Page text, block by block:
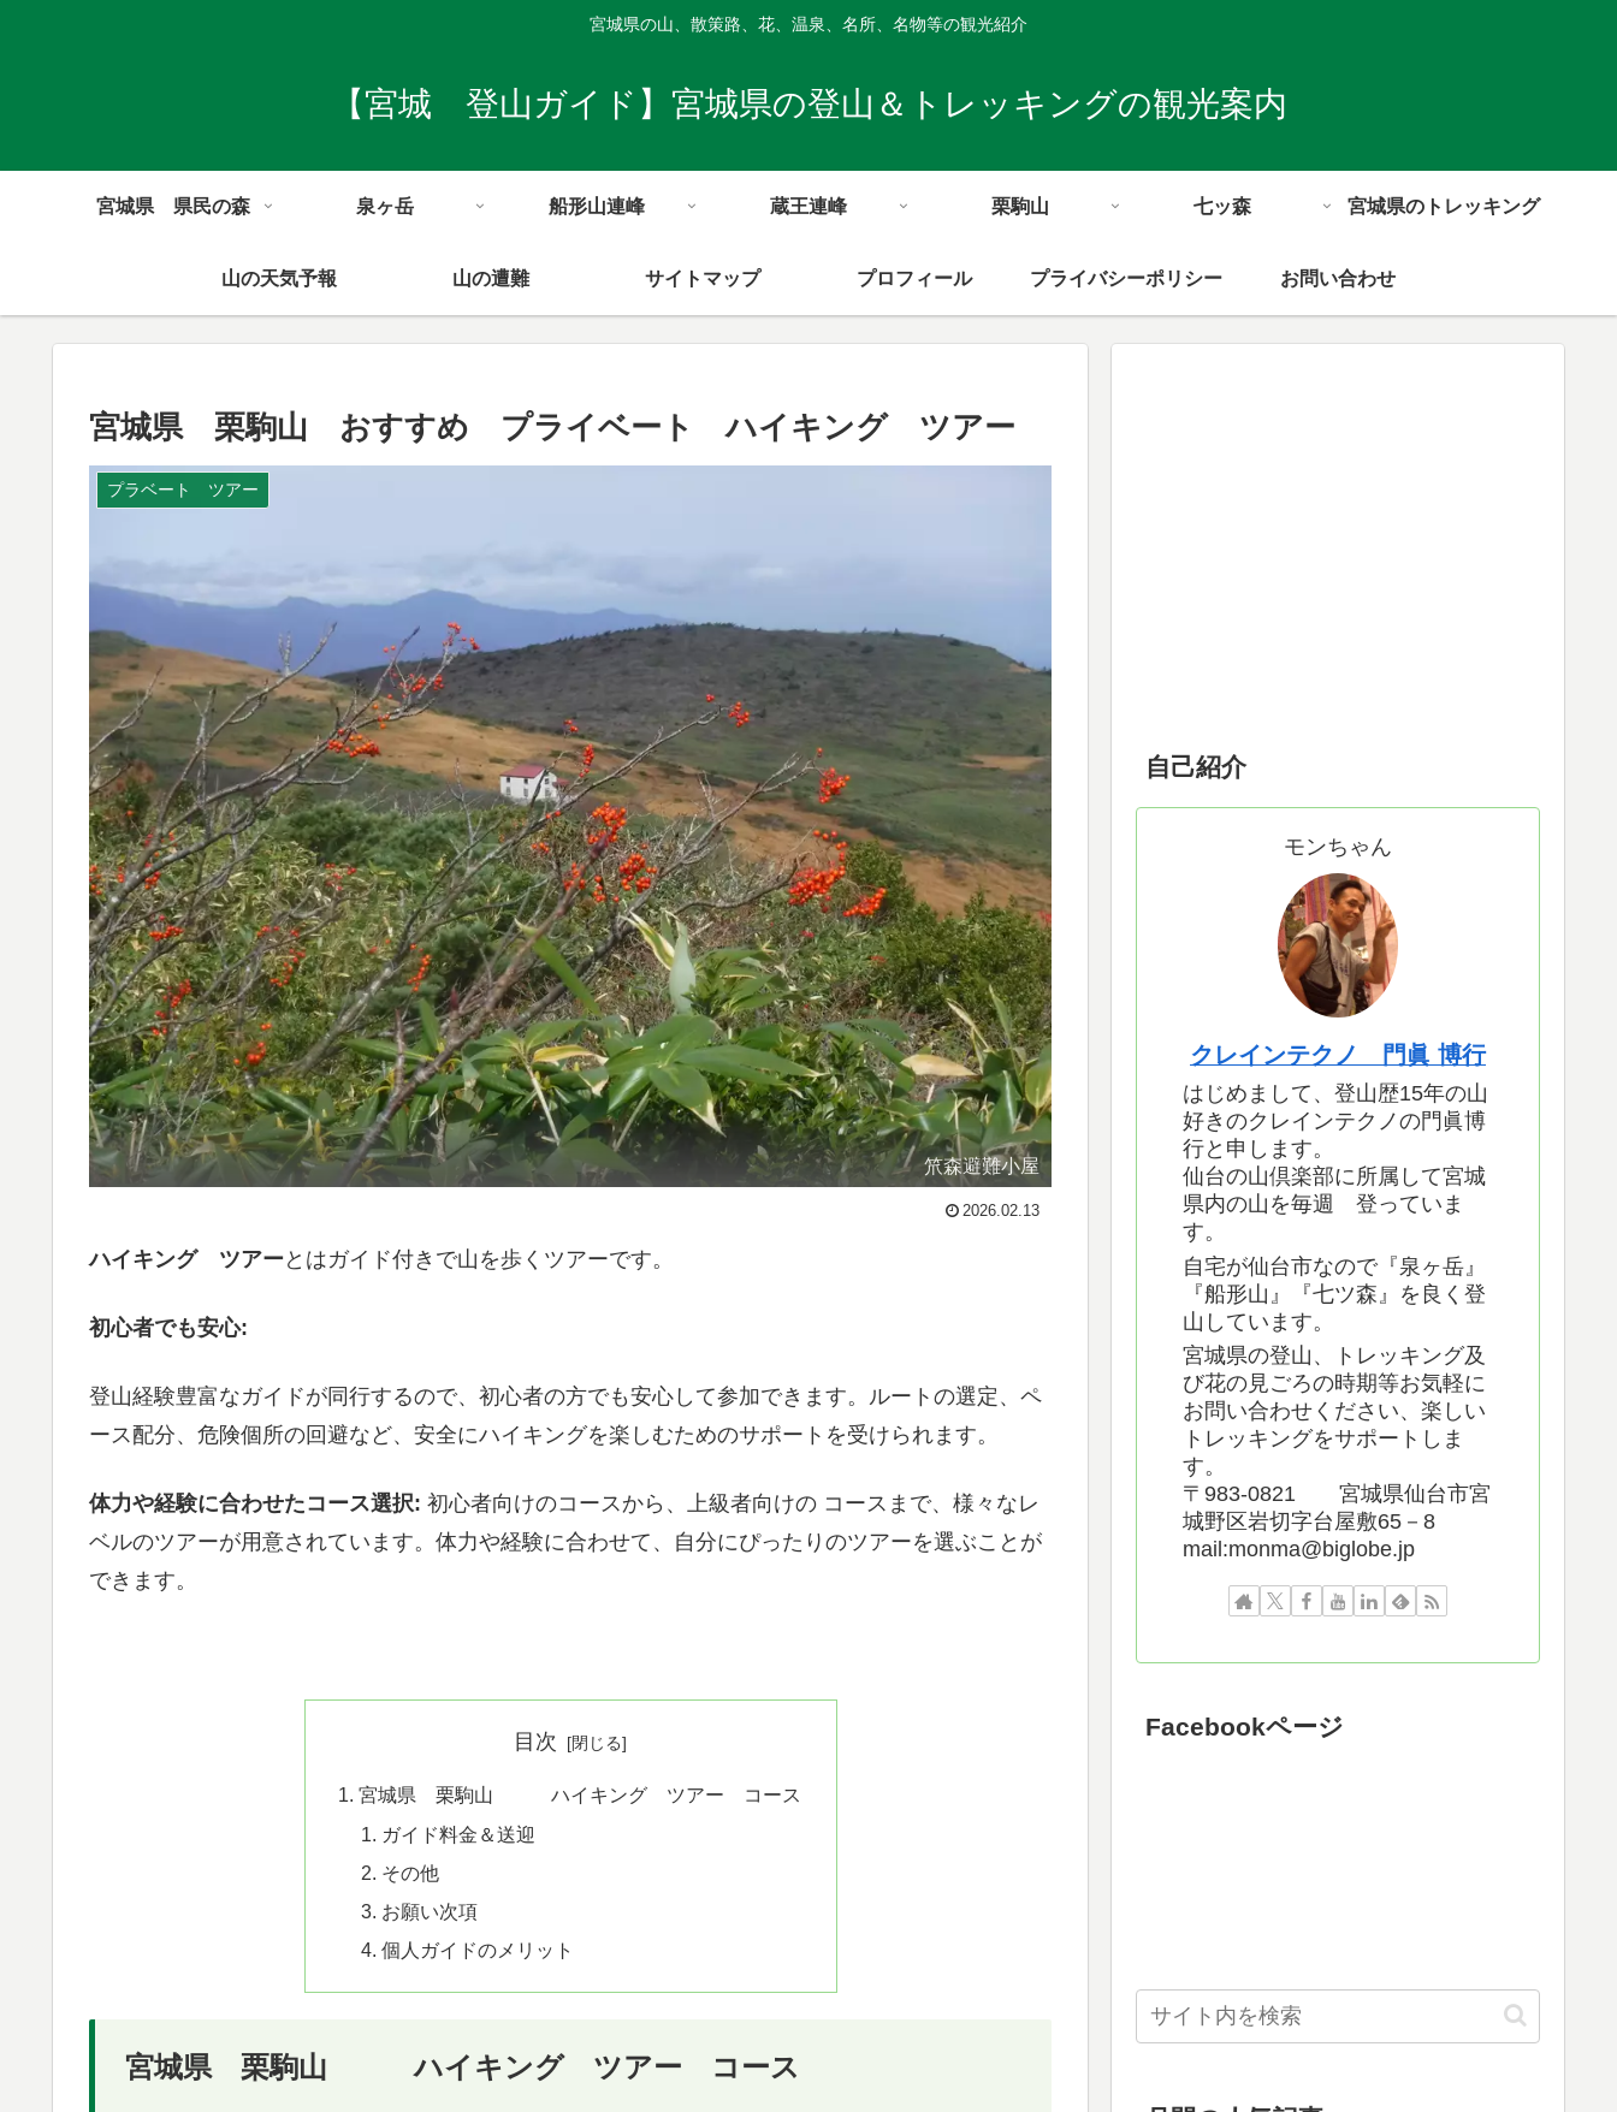
宮城県の山、散策路、花、温泉、名所、名物等の観光紹介
【宮城 登山ガイド】宮城県の登山＆トレッキングの観光案内
宮城県 県民の森 泉ヶ岳 船形山連峰 蔵王連峰 栗駒山 七ッ森 宮城県のトレッキング
山の天気予報 山の遭難 サイトマップ プロフィール プライバシーポリシー お問い合わせ
宮城県 栗駒山 おすすめ プライベート ハイキング ツアー
プラベート ツアー
笊森避難小屋
2026.02.13
ハイキング ツアーとはガイド付きで山を歩くツアーです。
初心者でも安心:
登山経験豊富なガイドが同行するので、初心者の方でも安心して参加できます。ルートの選定、ペ
ース配分、危険個所の回避など、安全にハイキングを楽しむためのサポートを受けられます。
体力や経験に合わせたコース選択: 初心者向けのコースから、上級者向けの コースまで、様々なレ
ベルのツアーが用意されています。体力や経験に合わせて、自分にぴったりのツアーを選ぶことが
できます。
目次
宮城県 栗駒山 ハイキング ツアー コース
ガイド料金＆送迎
その他
お願い次項
個人ガイドのメリット
宮城県 栗駒山 ハイキング ツアー コース
自己紹介
モンちゃん
クレインテクノ 門眞 博行
はじめまして、登山歴15年の山
好きのクレインテクノの門眞博
行と申します。
仙台の山倶楽部に所属して宮城
県内の山を毎週 登っていま
す。
自宅が仙台市なので『泉ヶ岳』
『船形山』『七ツ森』を良く登
山しています。
宮城県の登山、トレッキング及
び花の見ごろの時期等お気軽に
お問い合わせください、楽しい
トレッキングをサポートしま
す。
〒983-0821 宮城県仙台市宮
城野区岩切字台屋敷65－8
mail:monma@biglobe.jp
Facebookページ